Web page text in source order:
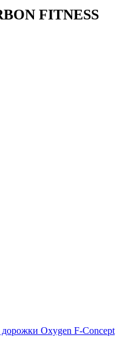
FITNESS
Oxygen F-Concept